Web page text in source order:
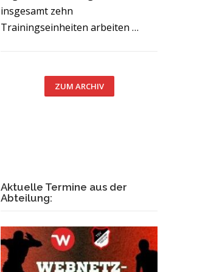
insgesamt zehn
Trainingseinheiten arbeiten …
ZUM ARCHIV
Aktuelle Termine aus der
Abteilung: